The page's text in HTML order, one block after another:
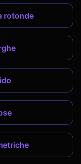
rotonde